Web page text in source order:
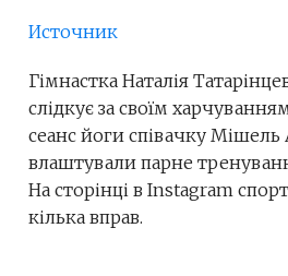
Источник
Гімнастка Наталія
слідкує за своїм
сеанс йоги співачку
влаштували парне
На сторінці в Instagram
кілька вправ.